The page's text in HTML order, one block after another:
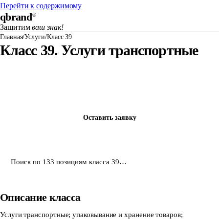
Перейти к содержимому
qbrand®
Защитимваш знак!
Главная/Услуги/Класс 39
Класс 39. Услуги транспортные
Оставить заявку
Описание класса
Услуги транспортные; упаковывание и хранение товаров;